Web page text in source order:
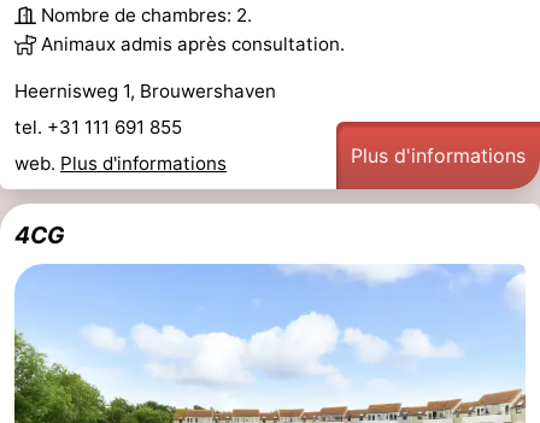
Nombre de chambres: 2.
Animaux admis après consultation.
Heernisweg 1, Brouwershaven
tel. +31 111 691 855
web. Plus d'informations Plus d'informations
4CG